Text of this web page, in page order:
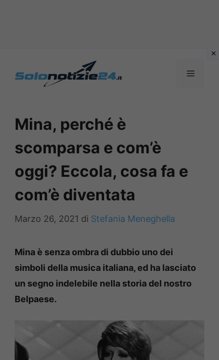
MENU
Mina, perché è
scomparsa e com’è
oggi? Eccola, cosa fa e
com’è diventata
Marzo 26, 2021 di Stefania Meneghella
Mina è senza ombra di dubbio uno dei
simboli della musica italiana, ed ha lasciato
un segno indelebile nella storia del nostro
Belpaese.